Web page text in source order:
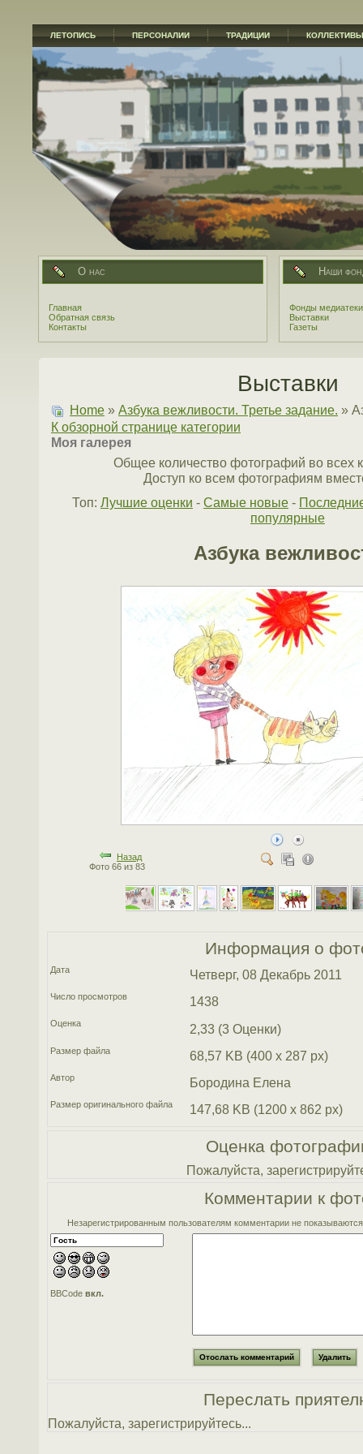
ЛЕТОПИСЬ ПЕРСОНАЛИИ ТРАДИЦИИ КОЛЛЕКТИВЫ
О нас
Главная
Обратная связь
Контакты
Наши
Фонды медиатеки
Выставки
Газеты
Выставки
Home » Азбука вежливости. Третье задание. »
К обзорной странице категории
Моя галерея
Общее количество фотографий во всех
Доступ ко всем фотографиям
Топ: Лучшие оценки - Самые новые -
популярные
Азбука
Назад
Фото 66 из 83
Информация о
Дата Четверг, 08 Декабрь 2011
Число просмотров 1438
Оценка 2,33 (3 Оценки)
Размер файла 68,57 KB (400 x 287 px)
Автор Бородина Елена
Размер оригинального файла 147,68 KB (1200 x 862 px)
Оценка
Пожалуйста,
Комментарии к
Незарегистрированным пользователям комментарии не
BBCodeвкл.
Переслать
Пожалуйста, зарегистрируйтесь...